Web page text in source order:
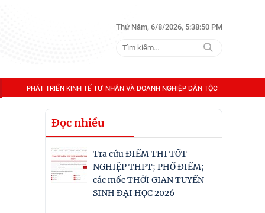
Thứ Năm, 6/8/2026, 5:38:51 PM
PHÁT TRIỂN KINH TẾ TƯ NHÂN VÀ DOANH NGHIỆP DÂN TỘC
Đọc nhiều
Tra cứu ĐIỂM THI TỐT
NGHIỆP THPT; PHỔ ĐIỂM;
các mốc THỜI GIAN TUYỂN
SINH ĐẠI HỌC 2026